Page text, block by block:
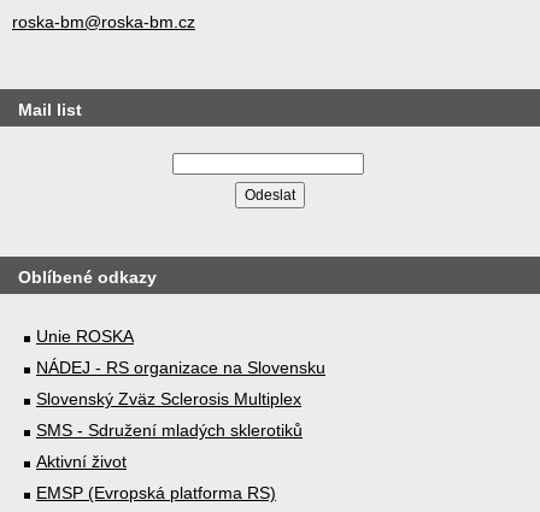
roska-bm@roska-bm.cz
Mail list
Oblíbené odkazy
Unie ROSKA
NÁDEJ - RS organizace na Slovensku
Slovenský Zväz Sclerosis Multiplex
SMS - Sdružení mladých sklerotiků
Aktivní život
EMSP (Evropská platforma RS)